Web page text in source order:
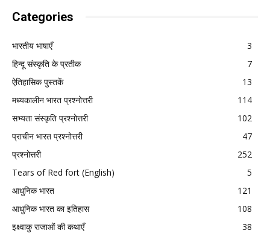
Categories
भारतीय भाषाएँ
3
हिन्दू संस्कृति के प्रतीक
7
ऐतिहासिक पुस्तकें
13
मध्यकालीन भारत प्रश्नोत्तरी
114
सभ्यता संस्कृति प्रश्नोत्तरी
102
प्राचीन भारत प्रश्नोत्तरी
47
प्रश्नोत्तरी
252
Tears of Red fort (English)
5
आधुनिक भारत
121
आधुनिक भारत का इतिहास
108
इक्ष्वाकु राजाओं की कथाएँ
38